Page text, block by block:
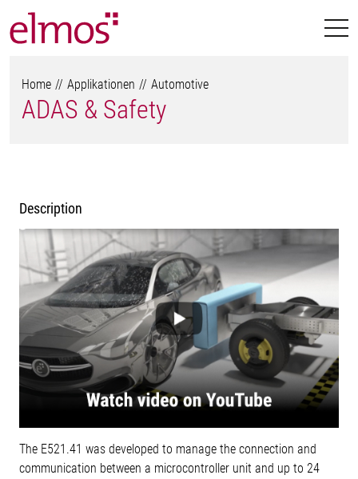
Home Applikationen Automotive
ADAS & Safety
Description
The E521.41 was developed to manage the connection and
communication between a microcontroller unit and up to 24